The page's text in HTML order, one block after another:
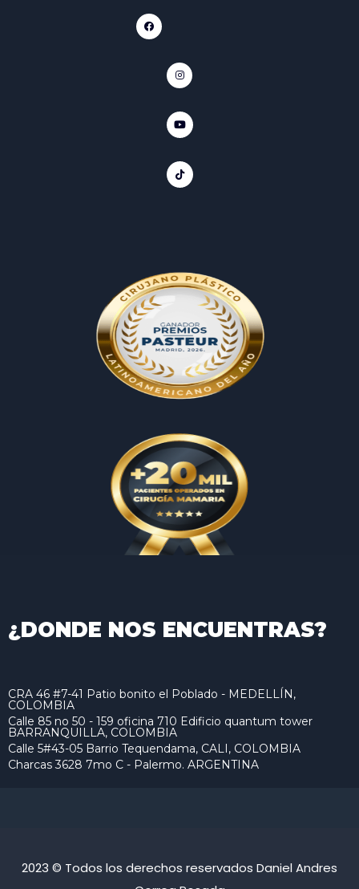
¿DONDE NOS ENCUENTRAS?
CRA 46 #7-41 Patio bonito el Poblado - MEDELLÍN,
COLOMBIA
Calle 85 no 50 - 159 oficina 710 Edificio quantum tower
BARRANQUILLA, COLOMBIA
Calle 5#43-05 Barrio Tequendama, CALI, COLOMBIA
Charcas 3628 7mo C - Palermo. ARGENTINA
2023 © Todos los derechos reservados Daniel Andres